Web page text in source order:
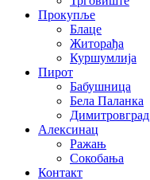
Прокупље
Блаце
Житорађа
Куршумлија
Пирот
Бабушница
Бела Паланка
Димитровград
Алексинац
Ражањ
Сокобања
Контакт